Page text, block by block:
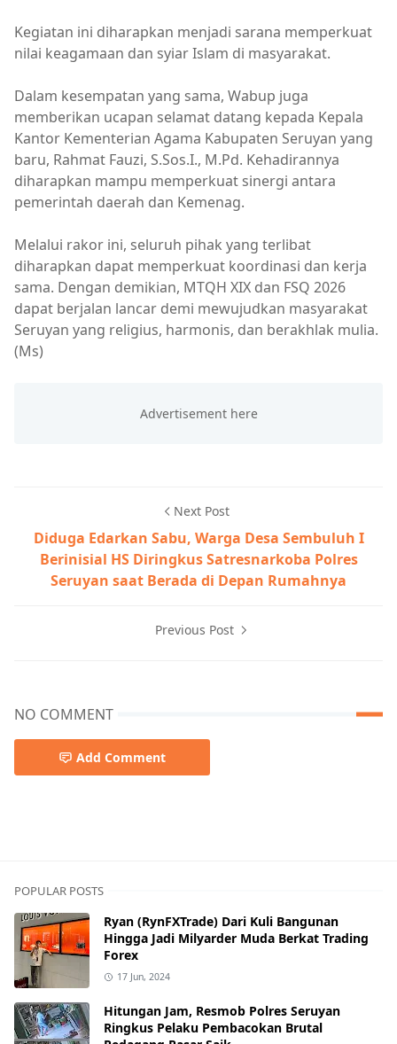
Kegiatan ini diharapkan menjadi sarana memperkuat
nilai keagamaan dan syiar Islam di masyarakat.
Dalam kesempatan yang sama, Wabup juga
memberikan ucapan selamat datang kepada Kepala
Kantor Kementerian Agama Kabupaten Seruyan yang
baru, Rahmat Fauzi, S.Sos.I., M.Pd. Kehadirannya
diharapkan mampu memperkuat sinergi antara
pemerintah daerah dan Kemenag.
Melalui rakor ini, seluruh pihak yang terlibat
diharapkan dapat memperkuat koordinasi dan kerja
sama. Dengan demikian, MTQH XIX dan FSQ 2026
dapat berjalan lancar demi mewujudkan masyarakat
Seruyan yang religius, harmonis, dan berakhlak mulia.
(Ms)
Next Post
Diduga Edarkan Sabu, Warga Desa Sembuluh I
Berinisial HS Diringkus Satresnarkoba Polres
Seruyan saat Berada di Depan Rumahnya
Previous Post
NO COMMENT
Add Comment
POPULAR POSTS
Ryan (RynFXTrade) Dari Kuli Bangunan
Hingga Jadi Milyarder Muda Berkat Trading
Forex
17 Jun, 2024
Hitungan Jam, Resmob Polres Seruyan
Ringkus Pelaku Pembacokan Brutal